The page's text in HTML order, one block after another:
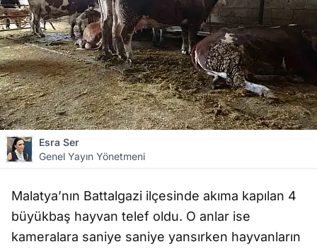
Esra Ser
Genel Yayın Yönetmeni
Malatya’nın Battalgazi ilçesinde akıma kapılan 4
büyükbaş hayvan telef oldu. O anlar ise
kameralara saniye saniye yansırken hayvanların